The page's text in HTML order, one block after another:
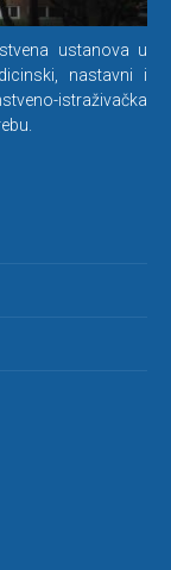
ustanova u
nastavni i
istraživačka